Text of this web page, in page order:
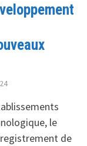
le
de